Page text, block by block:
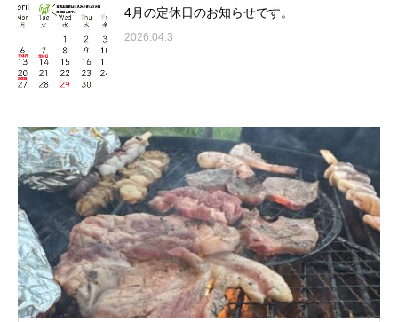
4月の定休日のお知らせです。
2026.04.3